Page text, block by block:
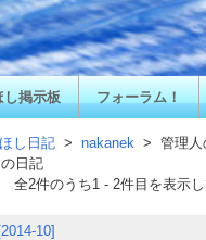
し掲示板 フォーラム！
し日記 > nakanek > 管理人
日記
全2件のうち1- 2件目を表示し
[2014-10]